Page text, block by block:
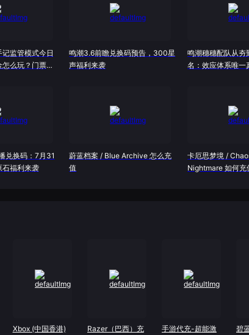
监管模式今日
么玩？门票机
鸣潮3.6前瞻兑换码预告，300星
声福利来袭
鸣潮穗穗配队从夯
名：效应体系唯一
兑换码：7月31
福利来袭
蔚蓝档案 / Blue Archive 怎么充
值
卡厄思梦境 /
Nightmare 如何充
Xbox (中国香港) Razer（巴西）充 手游代充-超能激 碧